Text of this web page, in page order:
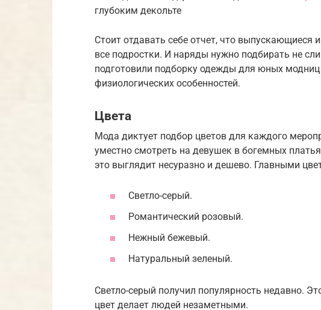
глубоким декольте
Стоит отдавать себе отчет, что выпускающиеся
все подростки. И наряды нужно подбирать не
подготовили подборку одежды для юных
физиологических особенностей.
Цвета
Мода диктует подбор цветов для каждого
уместно смотреть на девушек в богемных
это выглядит несуразно и дешево. Главными
Светло-серый.
Романтический розовый.
Нежный бежевый.
Натуральный зеленый.
Светло-серый получил популярность недавно.
цвет делает людей незаметными.